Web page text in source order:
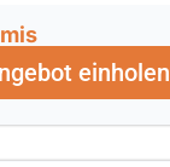
einholen